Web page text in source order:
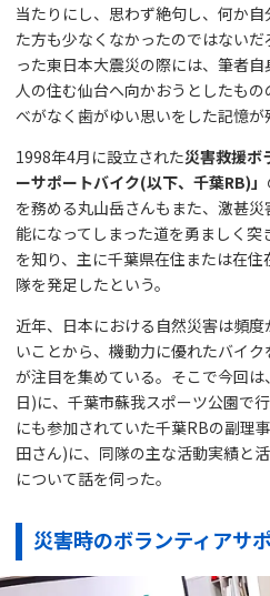
当たりにし、思わず絶句し、何か
た方も少なくなかったのではない
った東日本大震災の際には、筆者
人の住む仙台へ向かおうとしたも
べがなく歯がゆい思いをした記憶が
1998年4月に設立された災害救援ボ
ーサポートバイク(以下、千葉RB)」
を務める丸山岳さんもまた、激甚
能になってしまった道を勇ましく
を知り、主に千葉県在住または在
隊を発足したという。
近年、日本における自然災害は頻
いことから、機動力に優れたバイ
が注目を集めている。そこで今回
日)に、千葉市蘇我スポーツ公園で
にも参加されていた千葉RBの副理
田さん)に、同隊の主な活動実績と
について話を伺った。
災害時のボランティアサ